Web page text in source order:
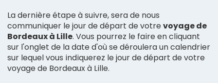
La dernière étape à suivre, sera de nous
communiquer le jour de départ de votrevoyage de
Bordeaux à Lille. Vous pourrez le faire en cliquant
sur l'onglet de la date d'où se déroulera un calendrier
sur lequel vous indiquerez le jour de départ de votre
voyage de Bordeaux à Lille.